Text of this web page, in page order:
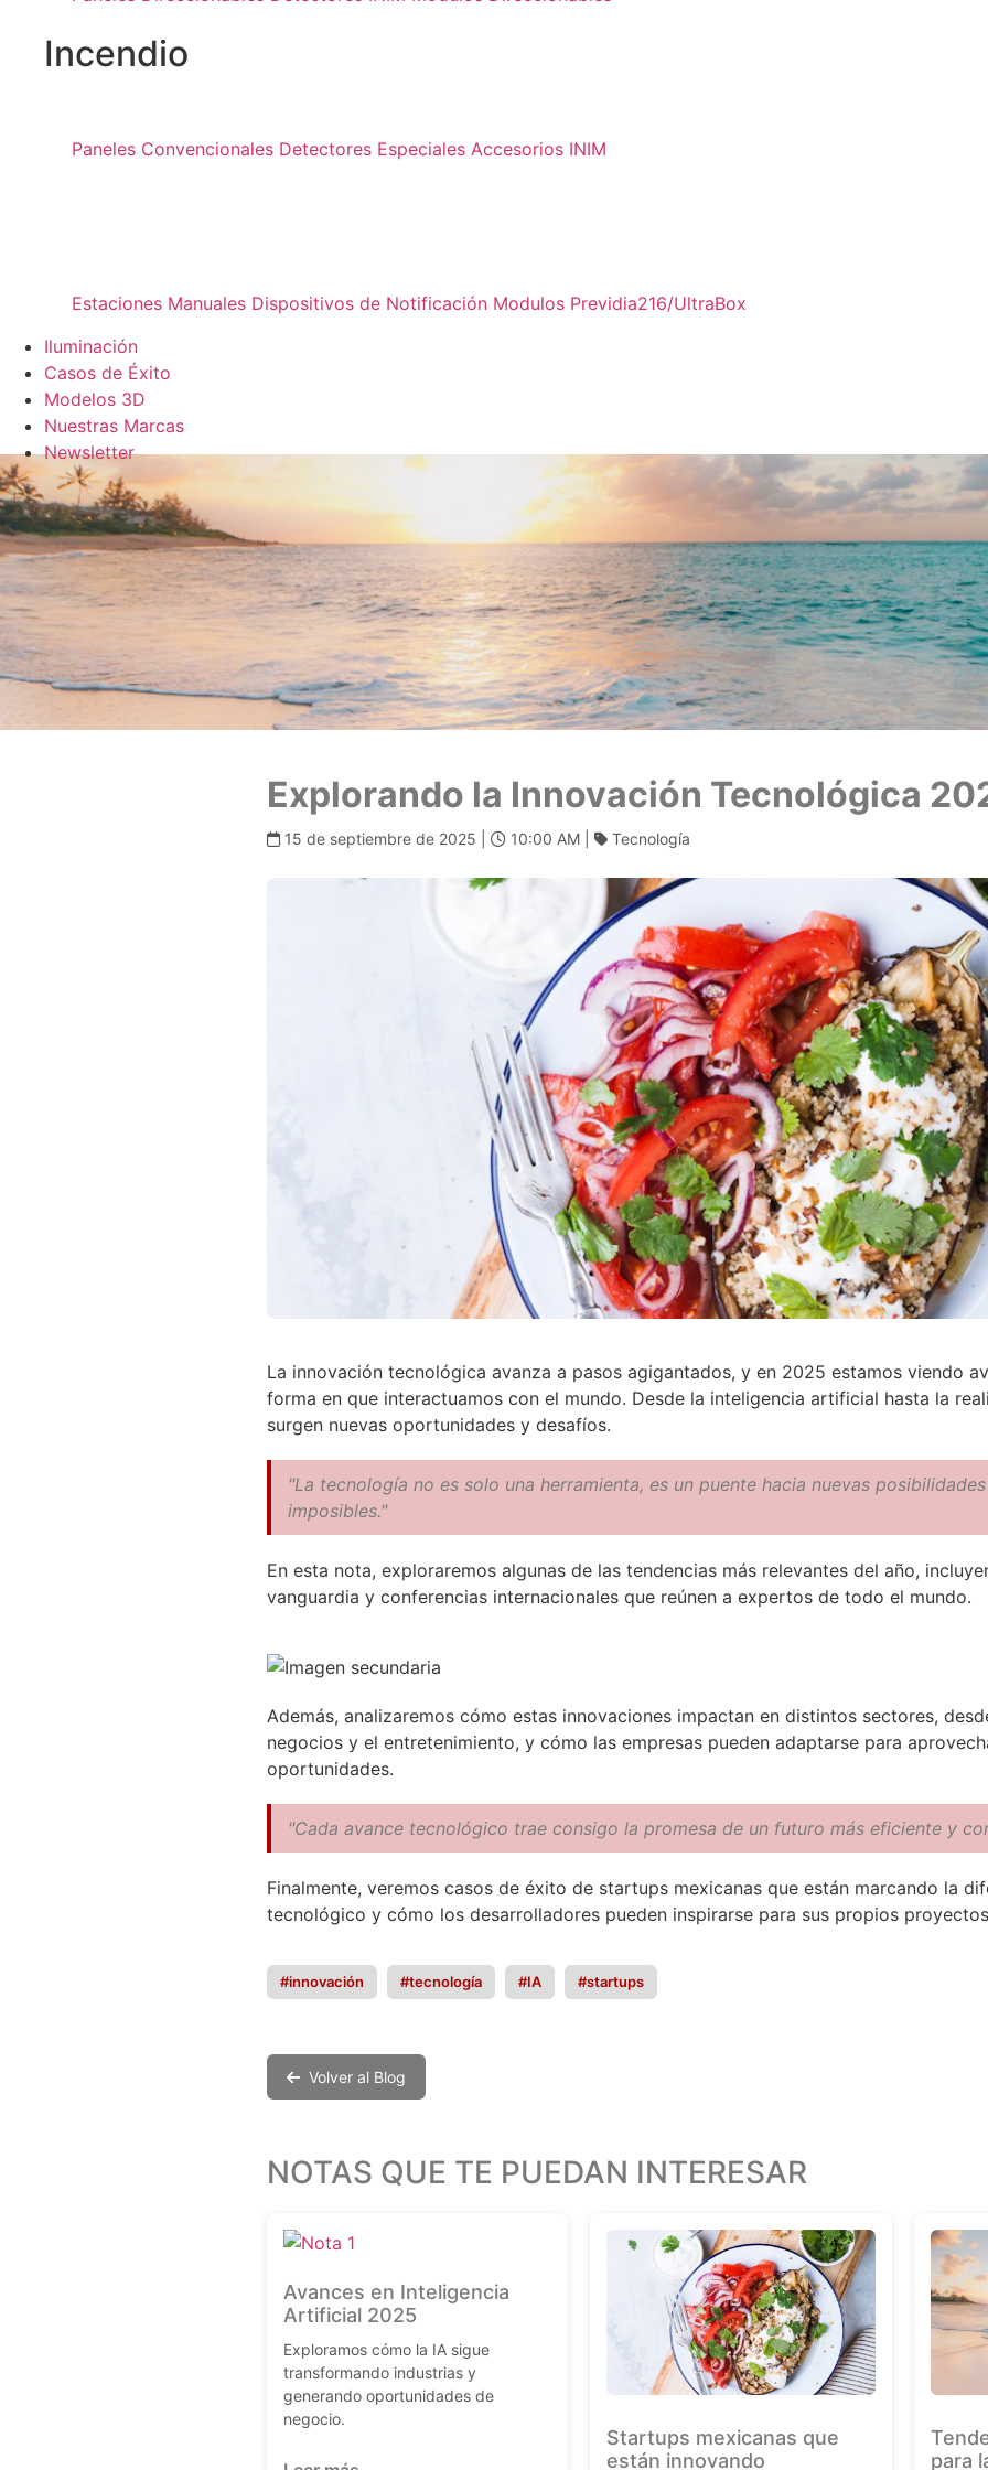
Incendio
Paneles Convencionales Detectores Especiales Accesorios INIM
Estaciones Manuales Dispositivos de Notificación Modulos Previdia216/UltraBox
Iluminación
Casos de Éxito
Modelos 3D
Nuestras Marcas
Newsletter
Explorando la Innovación Tecnológica
15 de septiembre de 2025 | 10:00 AM | Tecnología
La innovación tecnológica avanza a pasos agigantados, y en 2025 estamos viendo
forma en que interactuamos con el mundo. Desde la inteligencia artificial hasta la
surgen nuevas oportunidades y desafíos.
"La tecnología no es solo una herramienta, es un puente hacia nuevas
imposibles."
En esta nota, exploraremos algunas de las tendencias más relevantes del año,
vanguardia y conferencias internacionales que reúnen a expertos de todo el mundo.
Además, analizaremos cómo estas innovaciones impactan en distintos sectores,
negocios y el entretenimiento, y cómo las empresas pueden adaptarse para
oportunidades.
"Cada avance tecnológico trae consigo la promesa de un futuro más eficiente y
Finalmente, veremos casos de éxito de startups mexicanas que están marcando la
tecnológico y cómo los desarrolladores pueden inspirarse para sus propios
#innovación #tecnología #IA #startups
Volver al Blog
NOTAS QUE TE PUEDAN INTERESAR
Avances en Inteligencia
Artificial 2025
Exploramos cómo la IA sigue
transformando industrias y
generando oportunidades de
negocio.
Startups mexicanas que
están innovando
para